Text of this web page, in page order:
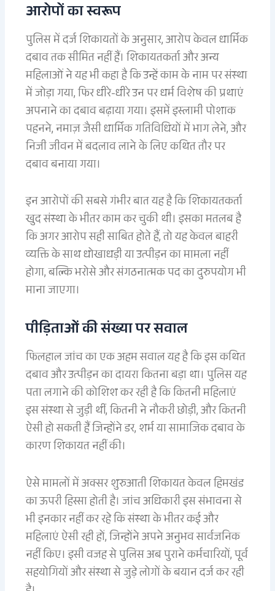
आरोपों का स्वरूप
पुलिस में दर्ज शिकायतों के अनुसार, आरोप केवल धार्मिक
दबाव तक सीमित नहीं हैं। शिकायतकर्ता और अन्य
महिलाओं ने यह भी कहा है कि उन्हें काम के नाम पर संस्था
में जोड़ा गया, फिर धीरे-धीरे उन पर धर्म विशेष की प्रथाएं
अपनाने का दबाव बढ़ाया गया। इसमें इस्लामी पोशाक
पहनने, नमाज़ जैसी धार्मिक गतिविधियों में भाग लेने, और
निजी जीवन में बदलाव लाने के लिए कथित तौर पर
दबाव बनाया गया।
इन आरोपों की सबसे गंभीर बात यह है कि शिकायतकर्ता
खुद संस्था के भीतर काम कर चुकी थी। इसका मतलब है
कि अगर आरोप सही साबित होते हैं, तो यह केवल बाहरी
व्यक्ति के साथ धोखाधड़ी या उत्पीड़न का मामला नहीं
होगा, बल्कि भरोसे और संगठनात्मक पद का दुरुपयोग भी
माना जाएगा।
पीड़िताओं की संख्या पर सवाल
फिलहाल जांच का एक अहम सवाल यह है कि इस कथित
दबाव और उत्पीड़न का दायरा कितना बड़ा था। पुलिस यह
पता लगाने की कोशिश कर रही है कि कितनी महिलाएं
इस संस्था से जुड़ी थीं, कितनी ने नौकरी छोड़ी, और कितनी
ऐसी हो सकती हैं जिन्होंने डर, शर्म या सामाजिक दबाव के
कारण शिकायत नहीं की।
ऐसे मामलों में अक्सर शुरुआती शिकायत केवल हिमखंड
का ऊपरी हिस्सा होती है। जांच अधिकारी इस संभावना से
भी इनकार नहीं कर रहे कि संस्था के भीतर कई और
महिलाएं ऐसी रही हों, जिन्होंने अपने अनुभव सार्वजनिक
नहीं किए। इसी वजह से पुलिस अब पुराने कर्मचारियों, पूर्व
सहयोगियों और संस्था से जुड़े लोगों के बयान दर्ज कर रही